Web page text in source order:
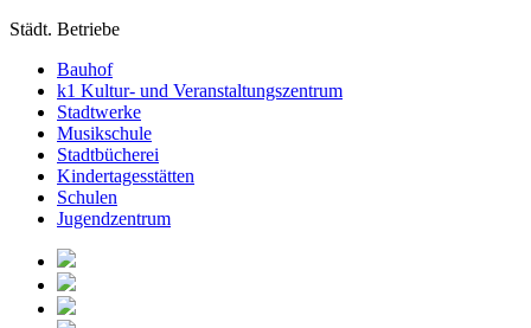
Städt. Betriebe
Bauhof
k1 Kultur- und Veranstaltungszentrum
Stadtwerke
Musikschule
Stadtbücherei
Kindertagesstätten
Schulen
Jugendzentrum